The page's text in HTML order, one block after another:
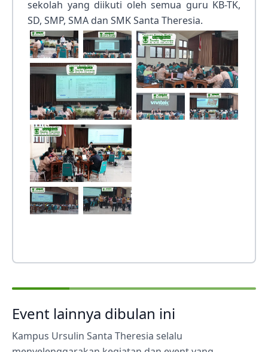
sekolah yang diikuti oleh semua guru KB-TK,
SD, SMP, SMA dan SMK Santa Theresia.
Event lainnya dibulan ini
Kampus Ursulin Santa Theresia selalu